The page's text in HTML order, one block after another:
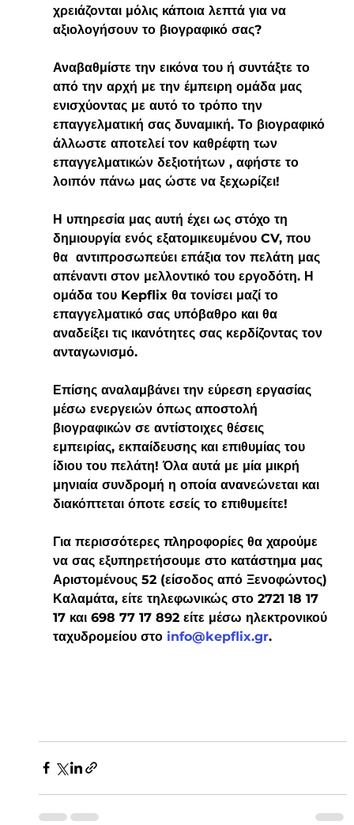
χρειάζονται μόλις κάποια λεπτά για να
αξιολογήσουν το βιογραφικό σας?
Αναβαθμίστε την εικόνα του ή συντάξτε το
από την αρχή με την έμπειρη ομάδα μας
ενισχύοντας με αυτό το τρόπο την
επαγγελματική σας δυναμική. Το βιογραφικό
άλλωστε αποτελεί τον καθρέφτη των
επαγγελματικών δεξιοτήτων , αφήστε το
λοιπόν πάνω μας ώστε να ξεχωρίζει!
Η υπηρεσία μας αυτή έχει ως στόχο τη
δημιουργία ενός εξατομικευμένου CV, που
θα  αντιπροσωπεύει επάξια τον πελάτη μας
απέναντι στον μελλοντικό του εργοδότη. Η
ομάδα του Kepflix θα τονίσει μαζί το
επαγγελματικό σας υπόβαθρο και θα
αναδείξει τις ικανότητες σας κερδίζοντας τον
ανταγωνισμό.
Επίσης αναλαμβάνει την εύρεση εργασίας
μέσω ενεργειών όπως αποστολή
βιογραφικών σε αντίστοιχες θέσεις
εμπειρίας, εκπαίδευσης και επιθυμίας του
ίδιου του πελάτη! Όλα αυτά με μία μικρή
μηνιαία συνδρομή η οποία ανανεώνεται και
διακόπτεται όποτε εσείς το επιθυμείτε!
Για περισσότερες πληροφορίες θα χαρούμε
να σας εξυπηρετήσουμε στο κατάστημα μας
Αριστομένους 52 (είσοδος από Ξενοφώντος)
Καλαμάτα, είτε τηλεφωνικώς στο 2721 18 17
17 και 698 77 17 892 είτε μέσω ηλεκτρονικού
ταχυδρομείου στο info@kepflix.gr.